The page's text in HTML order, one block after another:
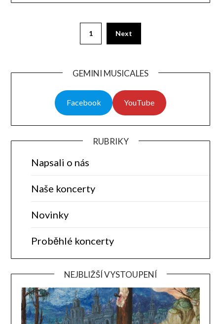
1 Next
GEMINI MUSICALES
Facebook YouTube
RUBRIKY
Napsali o nás
Naše koncerty
Novinky
Proběhlé koncerty
NEJBLIŽŠÍ VYSTOUPENÍ